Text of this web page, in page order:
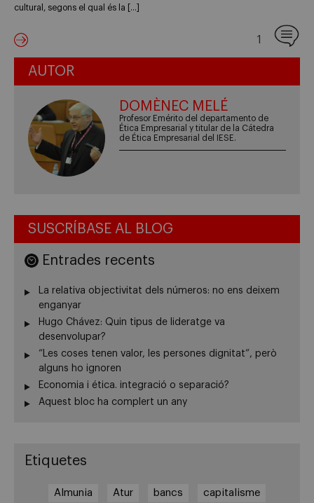
cultural, segons el qual és la […]
1
AUTOR
DOMÈNEC MELÉ
Profesor Emérito del departamento de
Ética Empresarial y titular de la Cátedra
de Ética Empresarial del IESE.
SUSCRÍBASE AL BLOG
Entrades recents
La relativa objectivitat dels números: no ens deixem
enganyar
Hugo Chávez: Quin tipus de lideratge va
desenvolupar?
“Les coses tenen valor, les persones dignitat”, però
alguns ho ignoren
Economia i ética. integració o separació?
Aquest bloc ha complert un any
Etiquetes
Almunia Atur bancs capitalisme